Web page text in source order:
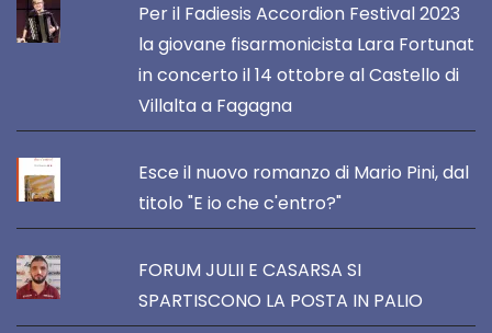
Per il Fadiesis Accordion Festival 2023
la giovane fisarmonicista Lara Fortunat
in concerto il 14 ottobre al Castello di
Villalta a Fagagna
Esce il nuovo romanzo di Mario Pini, dal
titolo "E io che c'entro?"
FORUM JULII E CASARSA SI
SPARTISCONO LA POSTA IN PALIO